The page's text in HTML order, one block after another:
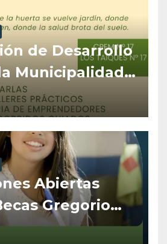
de Desarrollo
Municipalidad
Angostura,
4° Encuentro
para la Salud.
Abiertas
Gregorio